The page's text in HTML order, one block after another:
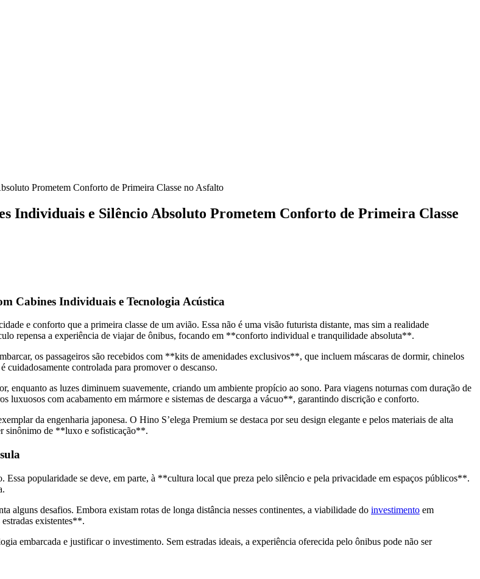
Prometem Conforto de Primeira Classe no Asfalto
Individuais e Silêncio Absoluto Prometem Conforto de Primeira Classe
Cabines Individuais e Tecnologia Acústica
e conforto que a primeira classe de um avião. Essa não é uma visão futurista distante, mas sim a realidade
repensa a experiência de viajar de ônibus, focando em **conforto individual e tranquilidade absoluta**.
os passageiros são recebidos com **kits de amenidades exclusivos**, que incluem máscaras de dormir, chinelos
cuidadosamente controlada para promover o descanso.
as luzes diminuem suavemente, criando um ambiente propício ao sono. Para viagens noturnas com duração de
com acabamento em mármore e sistemas de descarga a vácuo**, garantindo discrição e conforto.
da engenharia japonesa. O Hino S’elega Premium se destaca por seu design elegante e pelos materiais de alta
sinônimo de **luxo e sofisticação**.
popularidade se deve, em parte, à **cultura local que preza pelo silêncio e pela privacidade em espaços públicos**.
alguns desafios. Embora existam rotas de longa distância nesses continentes, a viabilidade do investimento em
existentes**.
embarcada e justificar o investimento. Sem estradas ideais, a experiência oferecida pelo ônibus pode não ser